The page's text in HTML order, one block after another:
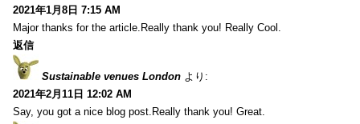
2021年1月8日 7:15 AM
Major thanks for the article.Really thank you! Really Cool.
返信
Sustainable venues London より:
2021年2月11日 12:02 AM
Say, you got a nice blog post.Really thank you! Great.